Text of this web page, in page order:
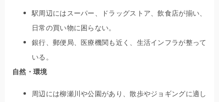
駅周辺にはスーパー、ドラッグストア、飲食店が揃い、
日常の買い物に困らない。
銀行、郵便局、医療機関も近く、生活インフラが整って
いる。
自然・環境
周辺には柳瀬川や公園があり、散歩やジョギングに適し